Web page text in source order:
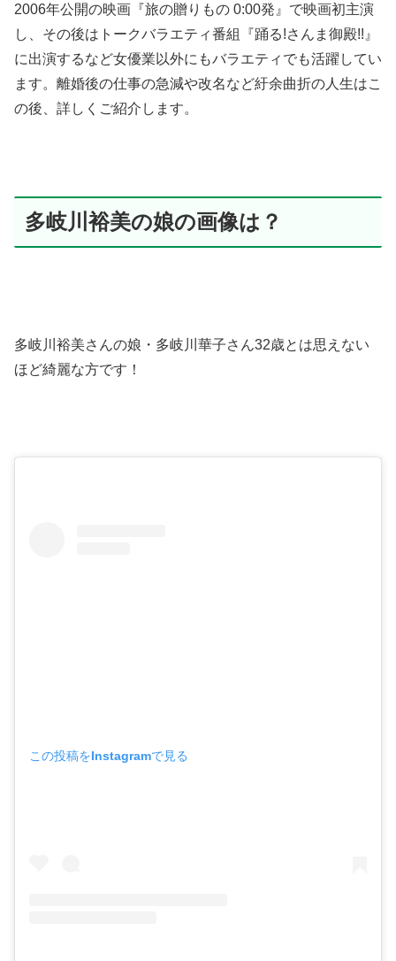
2006年公開の映画『旅の贈りもの 0:00発』で映画初主演
し、その後はトークバラエティ番組『踊る!さんま御殿!!』
に出演するなど女優業以外にもバラエティでも活躍してい
ます。離婚後の仕事の急減や改名など紆余曲折の人生はこ
の後、詳しくご紹介します。
多岐川裕美の娘の画像は？
多岐川裕美さんの娘・多岐川華子さん32歳とは思えない
ほど綺麗な方です！
この投稿をInstagramで見る